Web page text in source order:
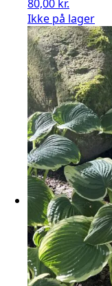
80,00 kr.
Ikke på lager